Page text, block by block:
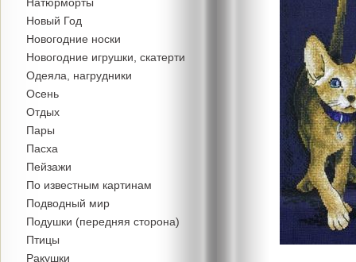
Новый Год
Новогодние носки
Новогодние игрушки, скатерти
Одеяла, нагрудники
Осень
Отдых
Пары
Пасха
Пейзажи
По известным картинам
Подводный мир
Подушки (передняя сторона)
Птицы
Ракушки